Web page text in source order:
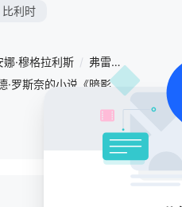
比利时
娜·穆格拉利斯 / 弗雷德里克·皮耶罗
本片改编自塔蒂亚娜·德·罗斯奈的小说《暗影之花》，讲述作家克拉丽莎在卢多维科基金会赞助的创作驻留计划中潜心构思新作，与名为"达洛维"的人工智能写作系统展开深度合作。起初，这台精密算法以其超强算力为文本